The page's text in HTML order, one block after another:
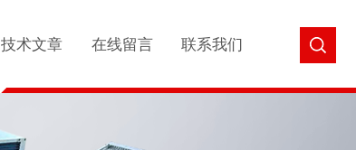
技术文章 在线留言 联系我们